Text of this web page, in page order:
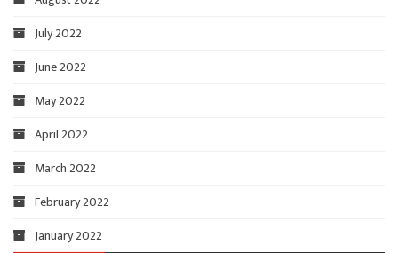
July 2022
June 2022
May 2022
April 2022
March 2022
February 2022
January 2022